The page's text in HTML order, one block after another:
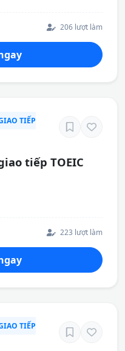
206 lượt làm
TIẾP
tiếp TOEIC
223 lượt làm
TIẾP